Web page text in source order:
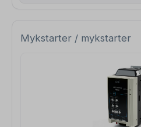
Mykstarter / mykstarter